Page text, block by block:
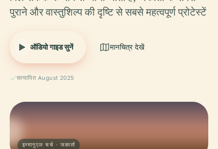
पुराने और वास्तुशिल्प की दृष्टि से सबसे महत्वपूर्ण प्रोटेस्टें
ऑडियो गाइड सुनें मानचित्र देखें
सत्यापित August 2025
इम्मानुएल चर्च · जकार्ता